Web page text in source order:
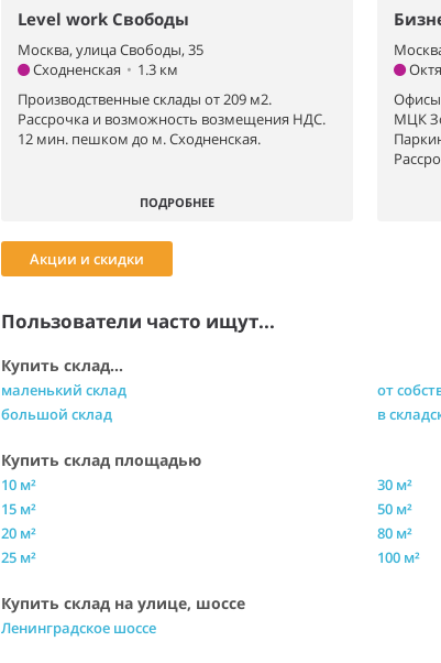
Level work Свободы
Москва, улица Свободы, 35
Сходненская • 1.3 км
Производственные склады от 209 м2.
Рассрочка и возможность возмещения НДС.
12 мин. пешком до м. Сходненская.
ПОДРОБНЕЕ
Офисы
МЦК
Акции и скидки
Пользователи часто ищут...
Купить склад...
маленький склад
большой склад
от
в
Купить склад площадью
10 м²
15 м²
20 м²
25 м²
30 м²
50 м²
80 м²
100 м²
Купить склад на улице, шоссе
Ленинградское шоссе